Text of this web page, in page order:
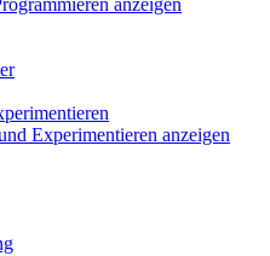
anzeigen
Experimentieren anzeigen